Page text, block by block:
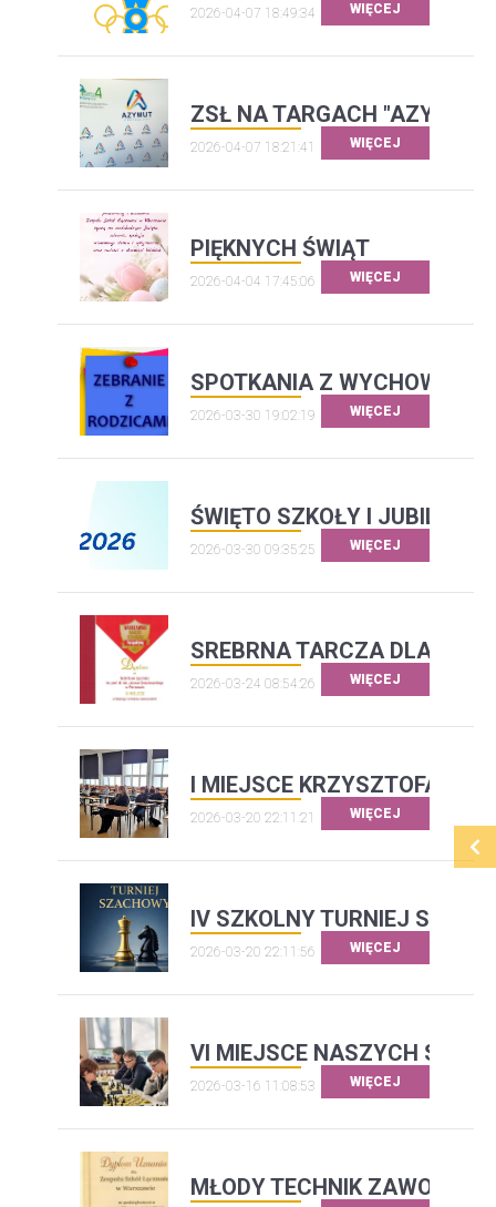
2026-04-07 18:49:34 WIĘCEJ
ZSŁ NA TARGACH "AZYMUT
2026-04-07 18:21:41 WIĘCEJ
PIĘKNYCH ŚWIĄT
2026-04-04 17:45:06 WIĘCEJ
SPOTKANIA Z
2026-03-30 19:02:19 WIĘCEJ
ŚWIĘTO SZKOŁY I
2026-03-30 09:35:25 WIĘCEJ
SREBRNA TARCZA DLA
2026-03-24 08:54:26 WIĘCEJ
I MIEJSCE KRZYSZTOFA
2026-03-20 22:11:21 WIĘCEJ
IV SZKOLNY TURNIEJ
2026-03-20 22:11:56 WIĘCEJ
VI MIEJSCE NASZYCH
2026-03-16 11:08:53 WIĘCEJ
MŁODY TECHNIK